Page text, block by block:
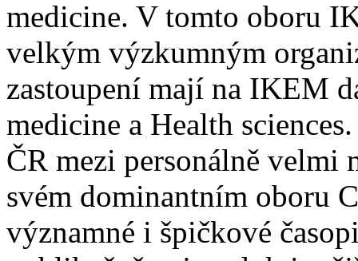
medicine. V tomto oboru
velkým výzkumným
zastoupení mají na IKEM
medicine a Health
ČR mezi personálně velmi
svém dominantním oboru
významné i špičkové